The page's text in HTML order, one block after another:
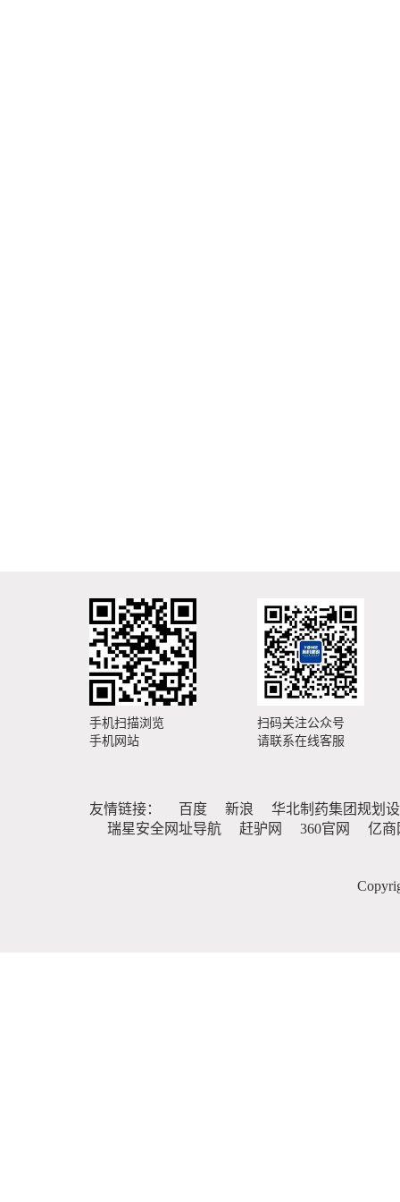
手机扫描浏览
手机网站
扫码关注公众号
请联系在线客服
友情链接： 百度 新浪
华北制药集团规划
瑞星安全网址导航
赶驴网 360官网 亿商